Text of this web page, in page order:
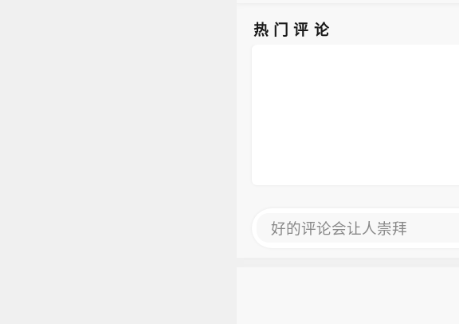
热门评论
好的评论会让人崇拜